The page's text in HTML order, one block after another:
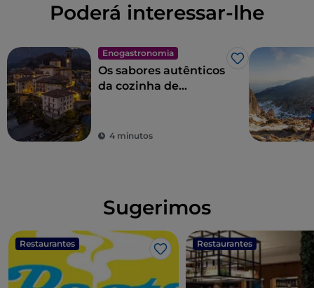
Poderá interessar-lhe
Enogastronomia
Gosto
Os sabores autênticos
da cozinha de
4 minutos
Sugerimos
Restaurantes
Gosto
Restaurantes